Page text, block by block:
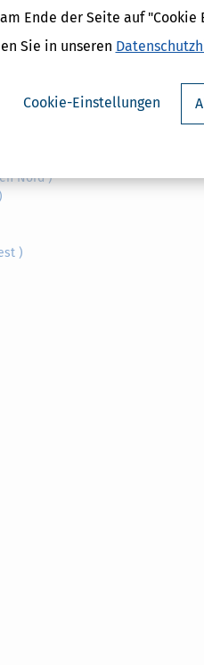
Ende der Seite auf
Sie in unseren
Cookie-Einstellungen
)
West )
)
Nord )
)